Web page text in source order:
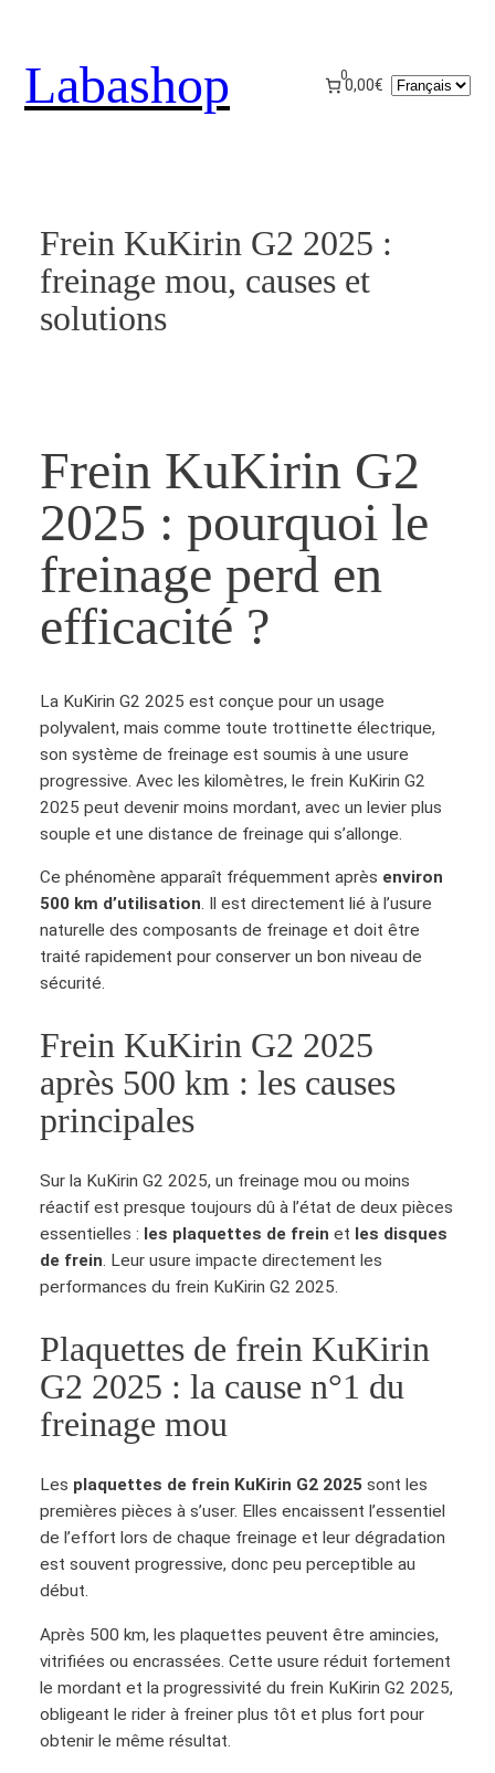
contenu
Labashop 0
0,00€
Choisir
Frein KuKirin G2 2025 :
freinage mou, causes et
solutions
Frein KuKirin G2
2025 : pourquoi le
freinage perd en
efficacité ?
La KuKirin G2 2025 est conçue pour un usage
polyvalent, mais comme toute trottinette électrique,
son système de freinage est soumis à une usure
progressive. Avec les kilomètres, le frein KuKirin G2
2025 peut devenir moins mordant, avec un levier plus
souple et une distance de freinage qui s’allonge.
Ce phénomène apparaît fréquemment après environ
500 km d’utilisation. Il est directement lié à l’usure
naturelle des composants de freinage et doit être
traité rapidement pour conserver un bon niveau de
sécurité.
Frein KuKirin G2 2025
après 500 km : les causes
principales
Sur la KuKirin G2 2025, un freinage mou ou moins
réactif est presque toujours dû à l’état de deux pièces
essentielles : les plaquettes de frein et les disques
de frein. Leur usure impacte directement les
performances du frein KuKirin G2 2025.
Plaquettes de frein KuKirin
G2 2025 : la cause n°1 du
freinage mou
Les plaquettes de frein KuKirin G2 2025 sont les
premières pièces à s’user. Elles encaissent l’essentiel
de l’effort lors de chaque freinage et leur dégradation
est souvent progressive, donc peu perceptible au
début.
Après 500 km, les plaquettes peuvent être amincies,
vitrifiées ou encrassées. Cette usure réduit fortement
le mordant et la progressivité du frein KuKirin G2 2025,
obligeant le rider à freiner plus tôt et plus fort pour
obtenir le même résultat.